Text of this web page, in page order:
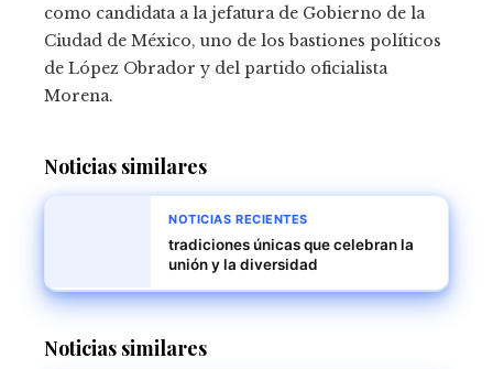
como candidata a la jefatura de Gobierno de la
Ciudad de México, uno de los bastiones políticos
de López Obrador y del partido oficialista
Morena.
Noticias similares
NOTICIAS RECIENTES
tradiciones únicas que celebran la
unión y la diversidad
Noticias similares